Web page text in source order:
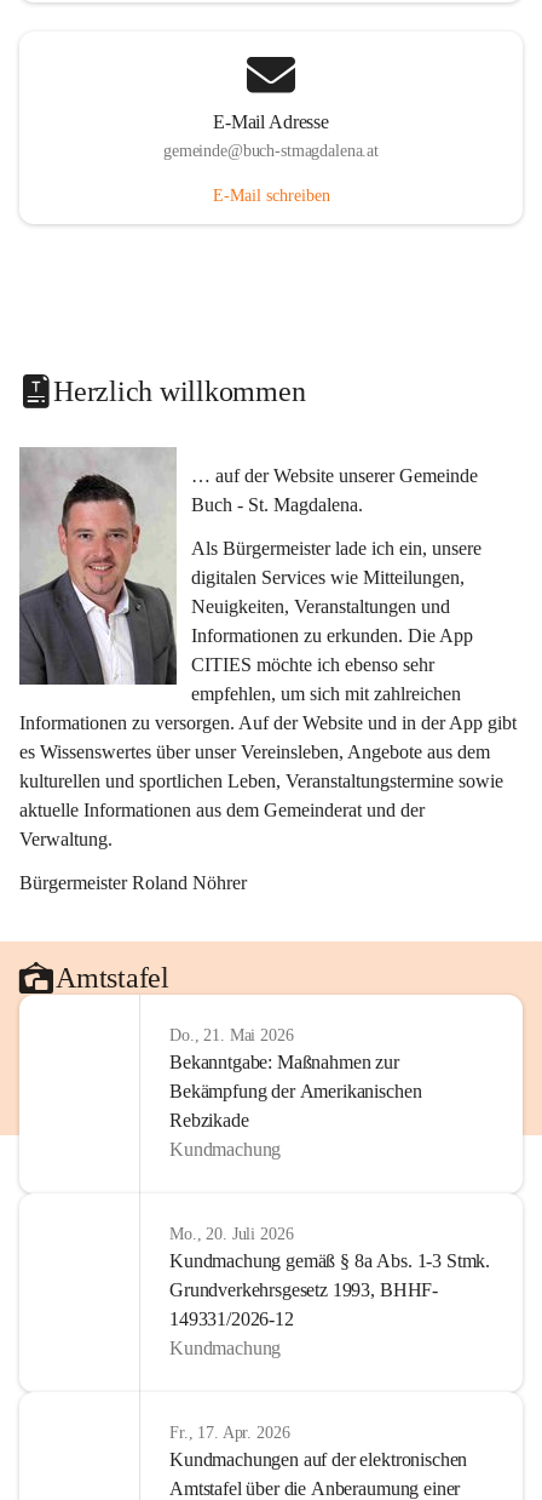
E-Mail Adresse
gemeinde@buch-stmagdalena.at
E-Mail schreiben
Herzlich willkommen
… auf der Website unserer Gemeinde
Buch - St. Magdalena.
Als Bürgermeister lade ich ein, unsere
digitalen Services wie Mitteilungen,
Neuigkeiten, Veranstaltungen und
Informationen zu erkunden. Die App
CITIES möchte ich ebenso sehr
empfehlen, um sich mit zahlreichen
Informationen zu versorgen. Auf der Website und in der App gibt
es Wissenswertes über unser Vereinsleben, Angebote aus dem
kulturellen und sportlichen Leben, Veranstaltungstermine sowie
aktuelle Informationen aus dem Gemeinderat und der
Verwaltung.
Bürgermeister Roland Nöhrer
Amtstafel
Do., 21. Mai 2026
Bekanntgabe: Maßnahmen zur
Bekämpfung der Amerikanischen
Rebzikade
Kundmachung
Mo., 20. Juli 2026
Kundmachung gemäß § 8a Abs. 1-3 Stmk.
Grundverkehrsgesetz 1993, BHHF-
149331/2026-12
Kundmachung
Fr., 17. Apr. 2026
Kundmachungen auf der elektronischen
Amtstafel über die Anberaumung einer